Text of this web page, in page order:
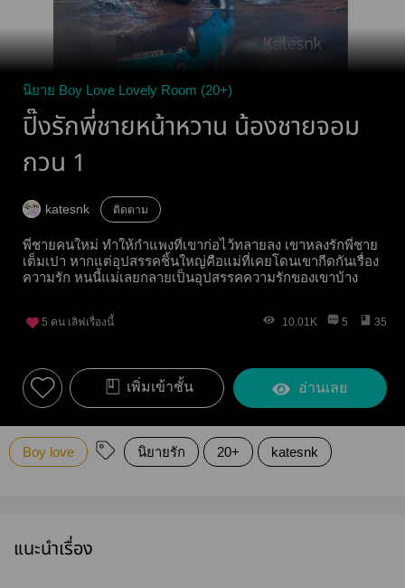
นิยาย Boy Love Lovely Room (20+)
ปิ๊งรักพี่ชายหน้าหวาน น้องชายจอม
กวน 1
katesnk ติดตาม
พี่ชายคนใหม่ ทำให้กำแพงที่เขาก่อไว้ทลายลง เขาหลงรักพี่ชาย
เต็มเปา หากแต่อุปสรรคชิ้นใหญ่คือแม่ที่เคยโดนเขากีดกันเรื่อง
ความรัก หนนี้แม่เลยกลายเป็นอุปสรรคความรักของเขาบ้าง
5 คน เลิฟเรื่องนี้ 10.01K 5 35
เพิ่มเข้าชั้น อ่านเลย
Boy love นิยายรัก 20+ katesnk
แนะนำเรื่อง